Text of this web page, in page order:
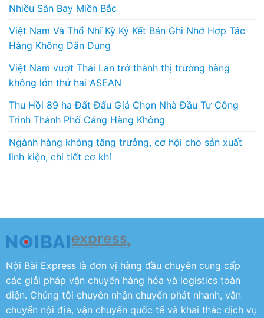
Nhiều Sân Bay Miền Bắc
Việt Nam Và Thổ Nhĩ Kỳ Ký Kết Bản Ghi Nhớ Hợp Tác
Hàng Không Dân Dụng
Việt Nam vượt Thái Lan trở thành thị trường hàng
không lớn thứ hai ASEAN
Thu Hồi 89 ha Đất Đấu Giá Chọn Nhà Đầu Tư Công
Trình Thành Phố Cảng Hàng Không
Ngành hàng không tăng trưởng, cơ hội cho sản xuất
linh kiện, chi tiết cơ khí
Nội Bài Express là đơn vị hàng đầu chuyên cung cấp
các giải pháp vận chuyển hàng hóa và logistics toàn
diện. Chúng tôi chuyên nhận chuyển phát nhanh, vận
chuyển nội địa, vận chuyển quốc tế và khai thác dịch vụ